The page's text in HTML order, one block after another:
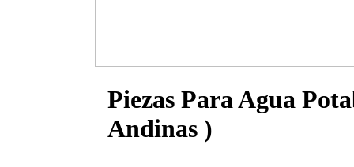
Piezas Para Agua
Andinas )